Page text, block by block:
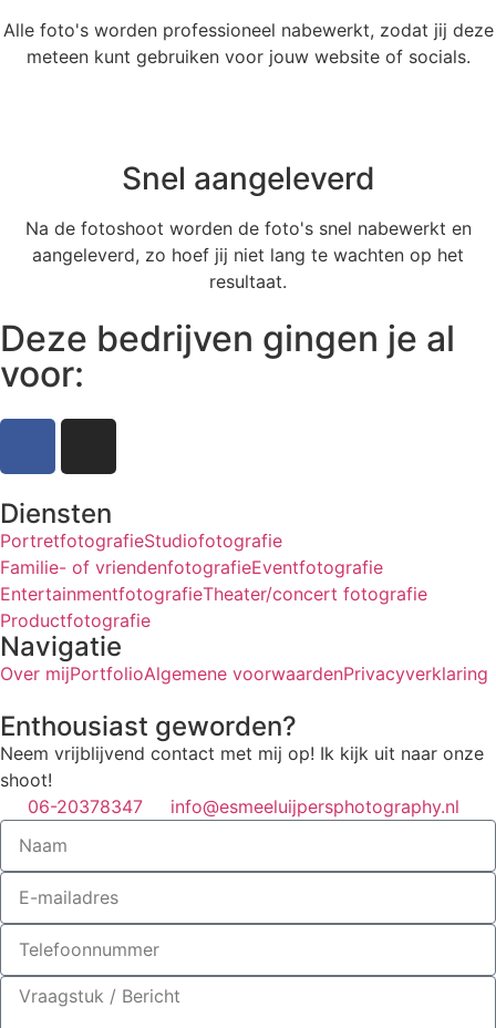
Alle foto's worden professioneel nabewerkt, zodat jij deze
meteen kunt gebruiken voor jouw website of socials.
Snel aangeleverd
Na de fotoshoot worden de foto's snel nabewerkt en
aangeleverd, zo hoef jij niet lang te wachten op het
resultaat.
Deze bedrijven gingen je al
voor:
Diensten
PortretfotografieStudiofotografie
Familie- of vriendenfotografieEventfotografie
EntertainmentfotografieTheater/concert fotografie
Productfotografie
Navigatie
Over mijPortfolioAlgemene voorwaardenPrivacyverklaring
Enthousiast geworden?
Neem vrijblijvend contact met mij op! Ik kijk uit naar onze
shoot!
06-20378347
info@esmeeluijpersphotography.nl